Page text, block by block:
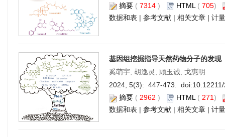
摘要 ( 7314 ) HTML ( 705)
数据和表 | 参考文献 | 相关文章 | 计
基因组挖掘指导天然药物分子的发现
奚萌宇, 胡逸灵, 顾玉诚, 戈惠明
2024, 5(3): 447-473. doi:
摘要 ( 2962 ) HTML( 271)
数据和表 | 参考文献 | 相关文章 | 计